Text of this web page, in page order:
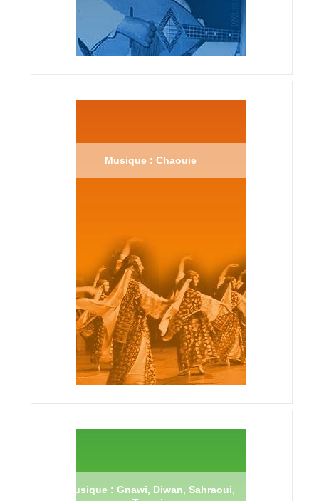
Musique : Chaouie
Musique : Gnawi, Diwan, Sahraoui,